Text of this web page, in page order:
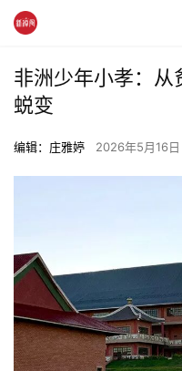
非洲少年小孝：从
蜕变
编辑：庄雅婷 2026年5月16